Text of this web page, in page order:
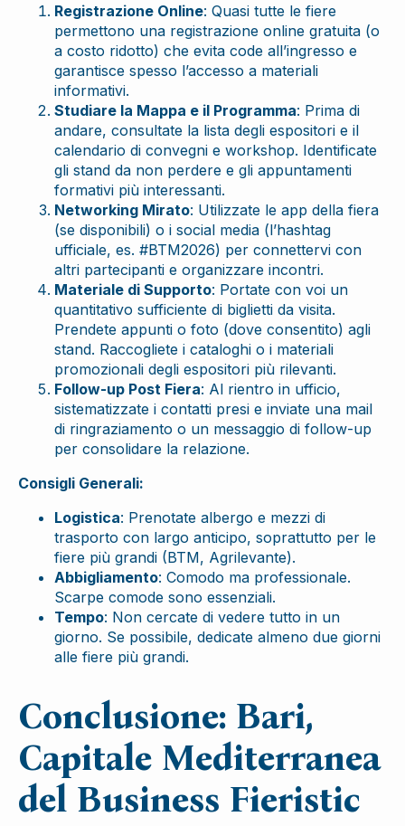
Registrazione Online: Quasi tutte le fiere
permettono una registrazione online gratuita (o
a costo ridotto) che evita code all’ingresso e
garantisce spesso l’accesso a materiali
informativi.
Studiare la Mappa e il Programma: Prima di
andare, consultate la lista degli espositori e il
calendario di convegni e workshop. Identificate
gli stand da non perdere e gli appuntamenti
formativi più interessanti.
Networking Mirato: Utilizzate le app della fiera
(se disponibili) o i social media (l’hashtag
ufficiale, es. #BTM2026) per connettervi con
altri partecipanti e organizzare incontri.
Materiale di Supporto: Portate con voi un
quantitativo sufficiente di biglietti da visita.
Prendete appunti o foto (dove consentito) agli
stand. Raccogliete i cataloghi o i materiali
promozionali degli espositori più rilevanti.
Follow-up Post Fiera: Al rientro in ufficio,
sistematizzate i contatti presi e inviate una mail
di ringraziamento o un messaggio di follow-up
per consolidare la relazione.
Consigli Generali:
Logistica: Prenotate albergo e mezzi di
trasporto con largo anticipo, soprattutto per le
fiere più grandi (BTM, Agrilevante).
Abbigliamento: Comodo ma professionale.
Scarpe comode sono essenziali.
Tempo: Non cercate di vedere tutto in un
giorno. Se possibile, dedicate almeno due giorni
alle fiere più grandi.
Conclusione: Bari,
Capitale Mediterranea
del Business Fieristic